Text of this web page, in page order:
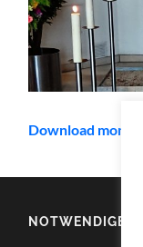
Download mono
NOTWENDIGES